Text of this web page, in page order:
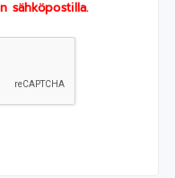
sähköpostilla.